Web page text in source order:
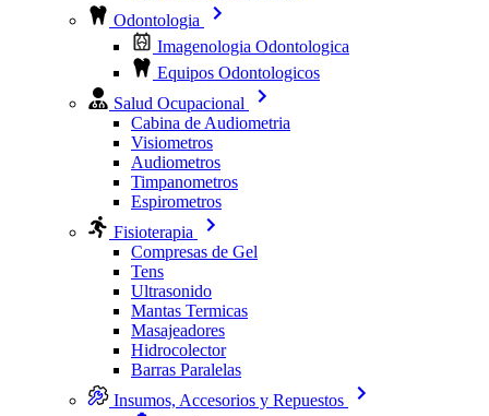
Odontologia
Imagenologia Odontologica
Equipos Odontologicos
Salud Ocupacional
Cabina de Audiometria
Visiometros
Audiometros
Timpanometros
Espirometros
Fisioterapia
Compresas de Gel
Tens
Ultrasonido
Mantas Termicas
Masajeadores
Hidrocolector
Barras Paralelas
Insumos, Accesorios y Repuestos